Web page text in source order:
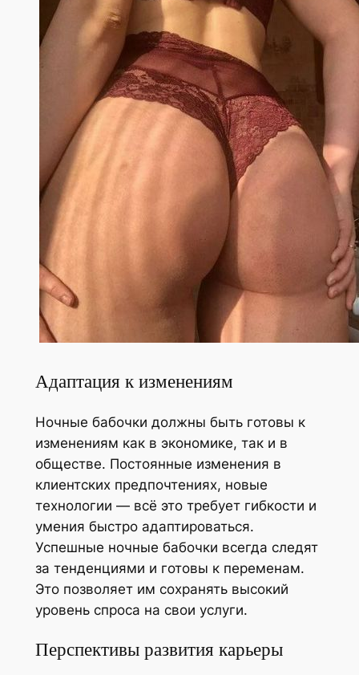
Адаптация к изменениям
Ночные бабочки должны быть готовы к
изменениям как в экономике, так и в
обществе. Постоянные изменения в
клиентских предпочтениях, новые
технологии — всё это требует гибкости и
умения быстро адаптироваться.
Успешные ночные бабочки всегда следят
за тенденциями и готовы к переменам.
Это позволяет им сохранять высокий
уровень спроса на свои услуги.
Перспективы развития карьеры